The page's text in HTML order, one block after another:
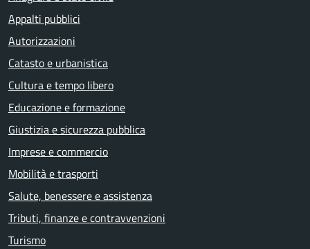
Appalti pubblici
Autorizzazioni
Catasto e urbanistica
Cultura e tempo libero
Educazione e formazione
Giustizia e sicurezza pubblica
Imprese e commercio
Mobilità e trasporti
Salute, benessere e assistenza
Tributi, finanze e contravvenzioni
Turismo